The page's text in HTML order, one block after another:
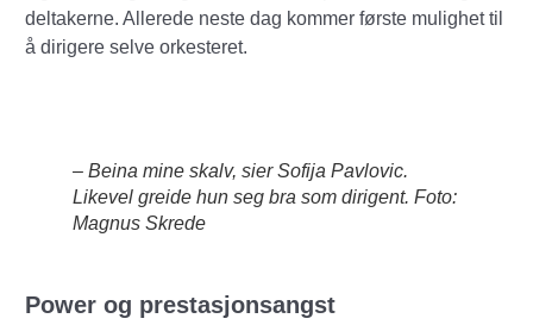
deltakerne. Allerede neste dag kommer første mulighet til
å dirigere selve orkesteret.
– Beina mine skalv, sier Sofija Pavlovic.
Likevel greide hun seg bra som dirigent. Foto:
Magnus Skrede
Power og prestasjonsangst